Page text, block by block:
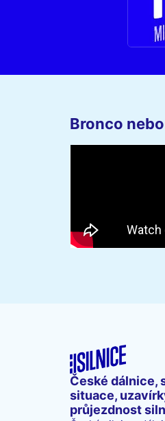
Bronco
České dálnice,
situace,
průjezdnost